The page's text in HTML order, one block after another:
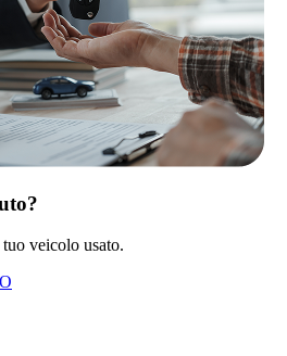
veicolo usato.